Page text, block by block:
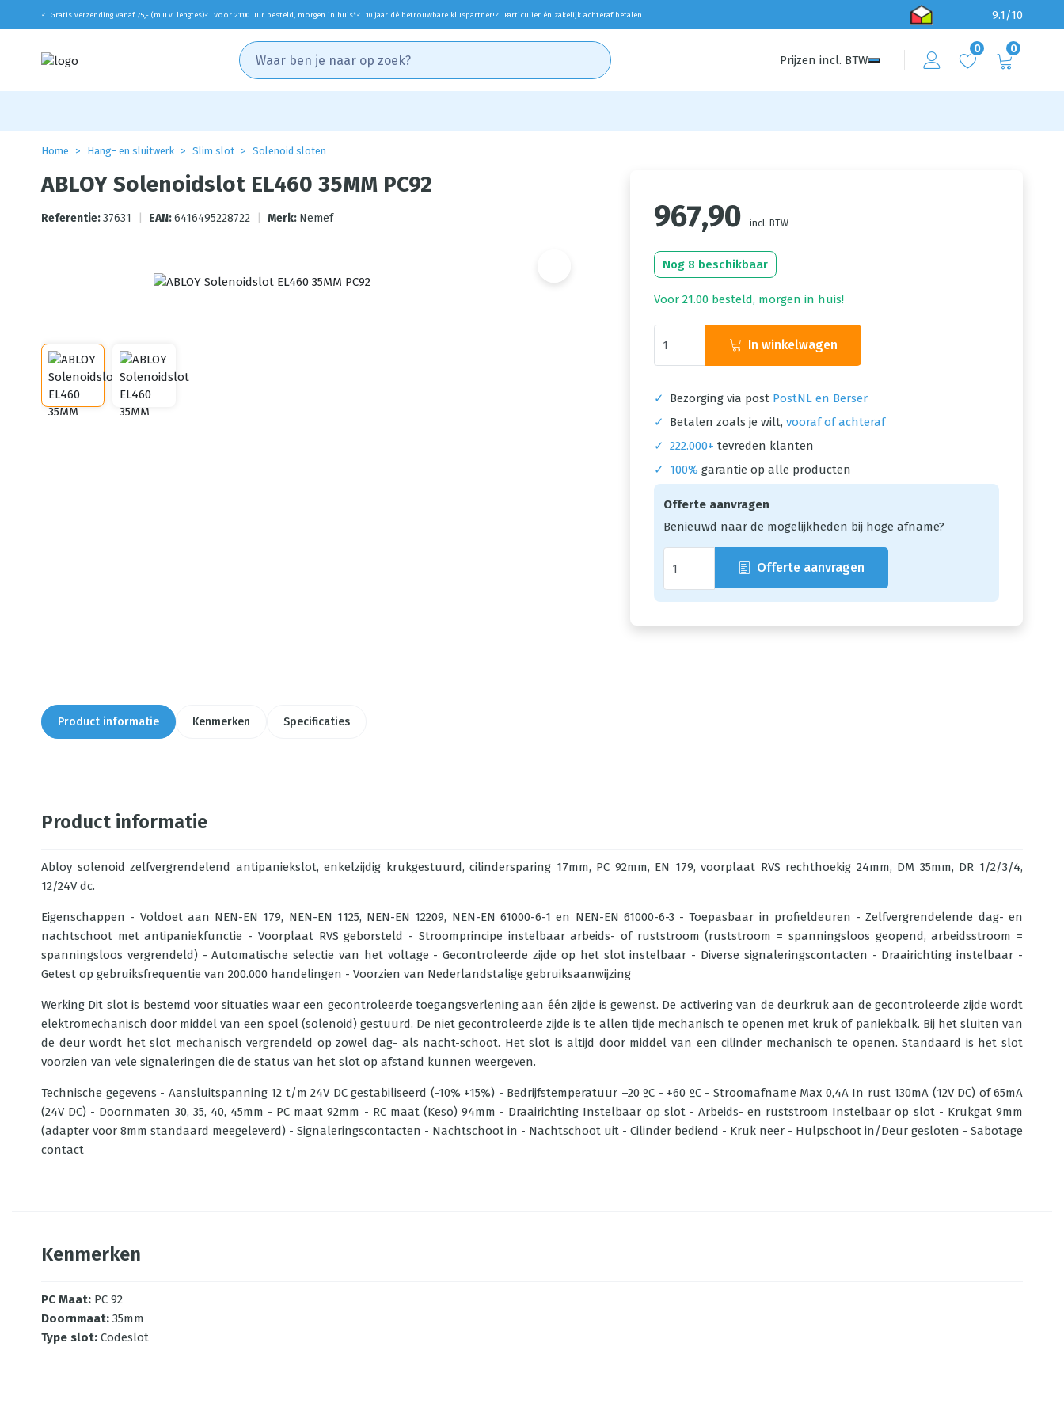
✓ Gratis verzending vanaf 75,- (m.u.v. lengtes)✓ Voor 21:00 uur besteld, morgen in huis*✓ 10 jaar dé betrouwbare kluspartner! ✓ Particulier én zakelijk achteraf betalen 9.1/10
Prijzen incl. BTW
0 0
Home Hang- en sluitwerk Slim slot Solenoid sloten
ABLOY Solenoidslot EL460 35MM PC92
Referentie:37631 EAN:6416495228722 Merk: Nemef 967,90 incl. BTW
Nog 8 beschikbaar
Voor 21.00 besteld, morgen in huis!
In winkelwagen
✓ Bezorging via post PostNL en Berser
✓
Betalen zoals je wilt, vooraf of achteraf
✓ 222.000+ tevreden klanten
✓
100% garantie op alle producten
Offerte aanvragen
Benieuwd naar de mogelijkheden bij hoge afname?
Offerte aanvragen
Product informatie Kenmerken Specificaties
Product informatie
Abloy solenoid zelfvergrendelend antipaniekslot, enkelzijdig krukgestuurd, cilindersparing 17mm, PC 92mm, EN 179, voorplaat RVS rechthoekig 24mm, DM 35mm, DR 1/2/3/4,
12/24V dc.
Eigenschappen - Voldoet aan NEN-EN 179, NEN-EN 1125, NEN-EN 12209, NEN-EN 61000-6-1 en NEN-EN 61000-6-3 - Toepasbaar in profieldeuren - Zelfvergrendelende dag- en
nachtschoot met antipaniekfunctie - Voorplaat RVS geborsteld - Stroomprincipe instelbaar arbeids- of ruststroom (ruststroom = spanningsloos geopend, arbeidsstroom =
spanningsloos vergrendeld) - Automatische selectie van het voltage - Gecontroleerde zijde op het slot instelbaar - Diverse signaleringscontacten - Draairichting instelbaar -
Getest op gebruiksfrequentie van 200.000 handelingen - Voorzien van Nederlandstalige gebruiksaanwijzing
Werking Dit slot is bestemd voor situaties waar een gecontroleerde toegangsverlening aan één zijde is gewenst. De activering van de deurkruk aan de gecontroleerde zijde wordt
elektromechanisch door middel van een spoel (solenoid) gestuurd. De niet gecontroleerde zijde is te allen tijde mechanisch te openen met kruk of paniekbalk. Bij het sluiten van
de deur wordt het slot mechanisch vergrendeld op zowel dag- als nacht-schoot. Het slot is altijd door middel van een cilinder mechanisch te openen. Standaard is het slot
voorzien van vele signaleringen die de status van het slot op afstand kunnen weergeven.
Technische gegevens - Aansluitspanning 12 t/m 24V DC gestabiliseerd (-10% +15%) - Bedrijfstemperatuur –20 ºC - +60 ºC - Stroomafname Max 0,4A In rust 130mA (12V DC) of 65mA
(24V DC) - Doornmaten 30, 35, 40, 45mm - PC maat 92mm - RC maat (Keso) 94mm - Draairichting Instelbaar op slot - Arbeids- en ruststroom Instelbaar op slot - Krukgat 9mm
(adapter voor 8mm standaard meegeleverd) - Signaleringscontacten - Nachtschoot in - Nachtschoot uit - Cilinder bediend - Kruk neer - Hulpschoot in/Deur gesloten - Sabotage
contact
Kenmerken
PC Maat: PC 92
Doornmaat: 35mm
Type slot: Codeslot